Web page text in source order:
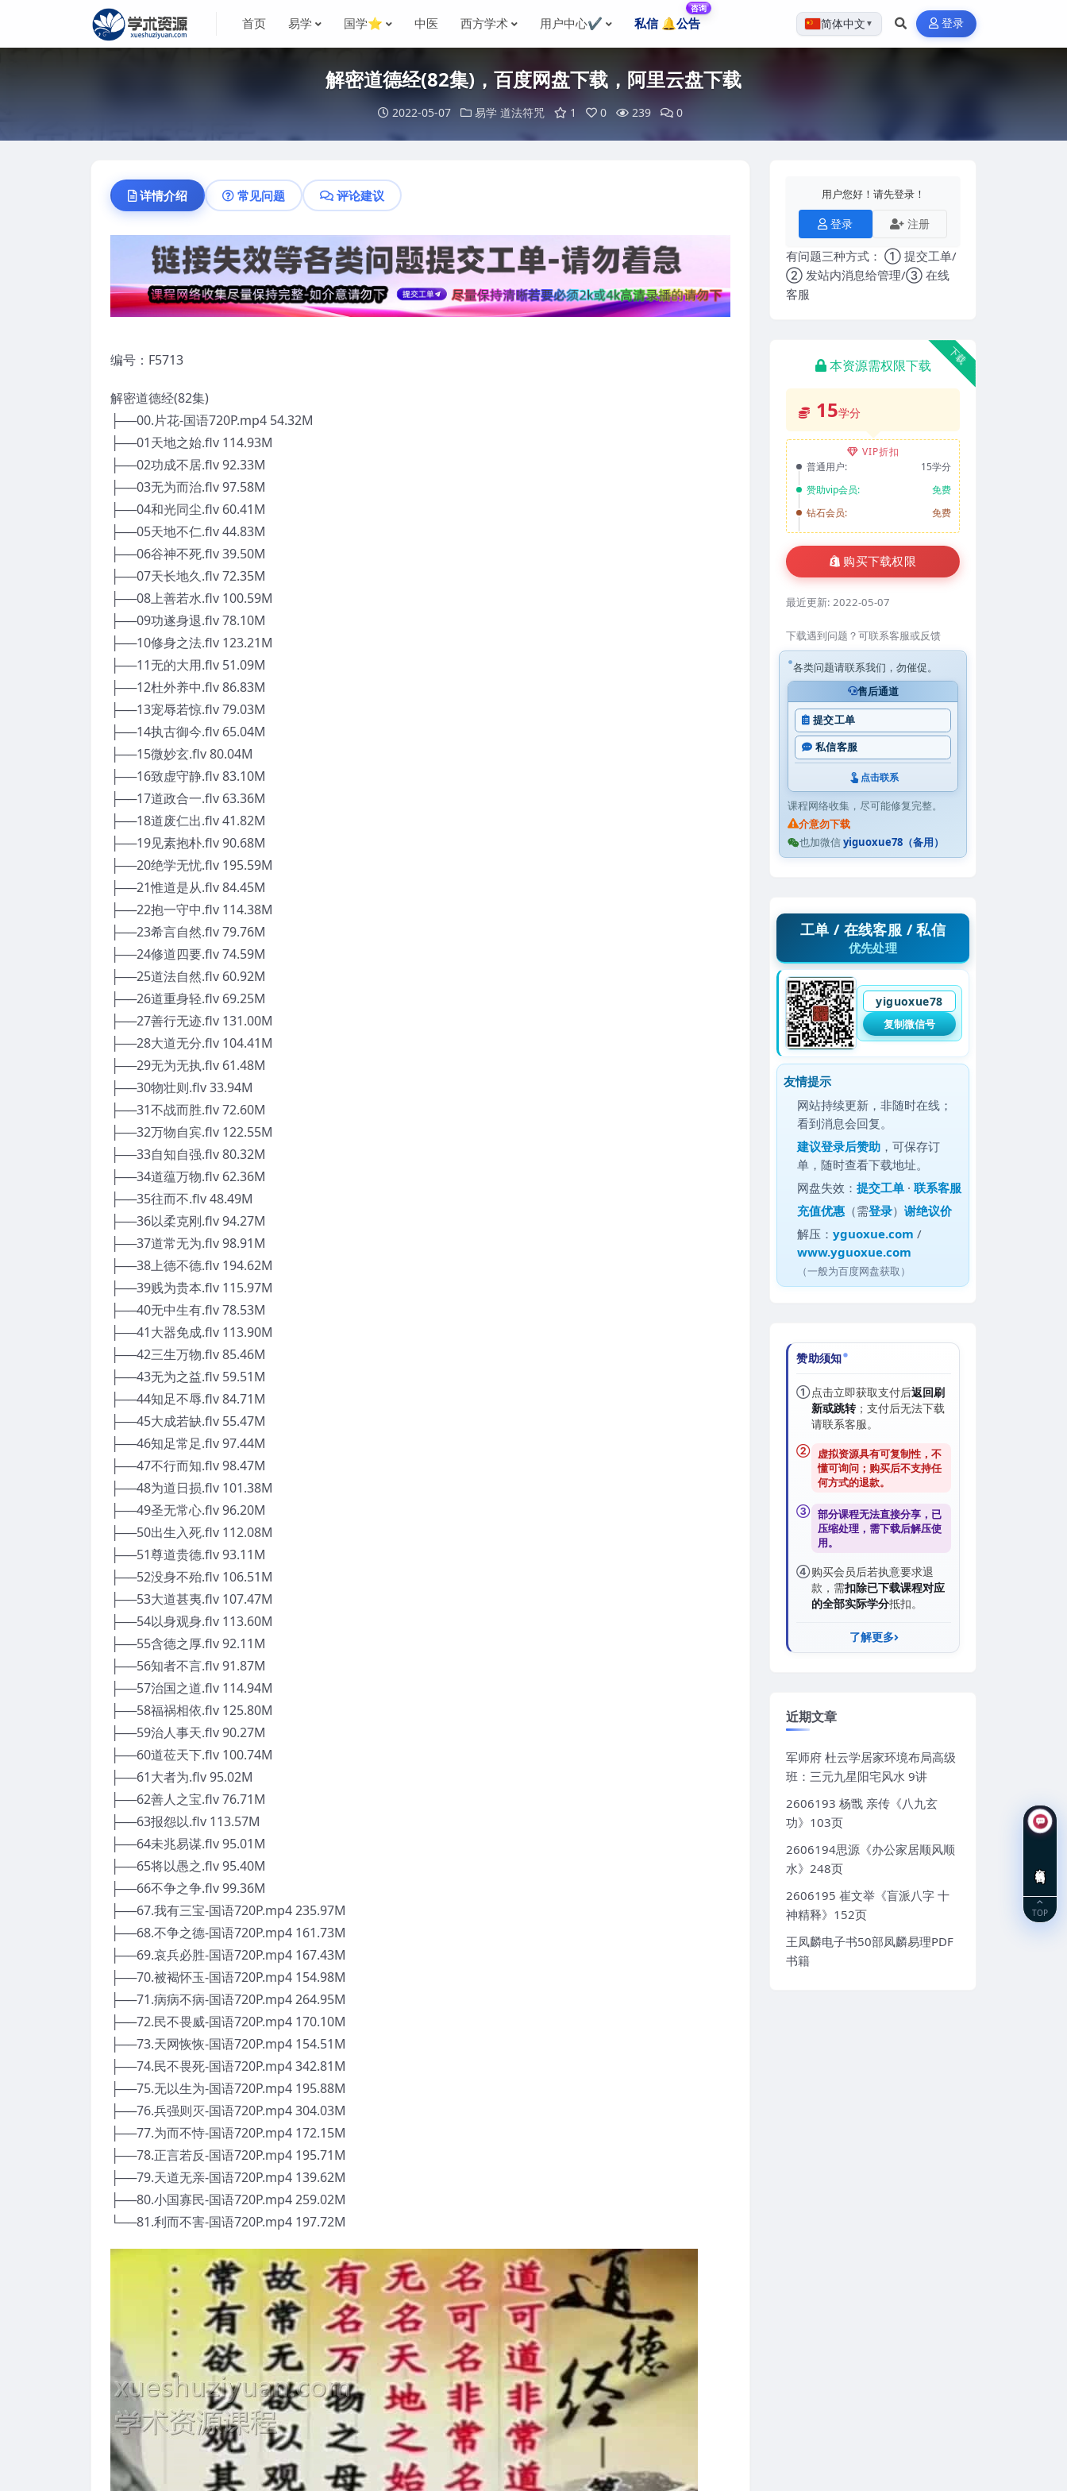
首页 易学 国学⭐ 中医 西方学术 用户中心✔️ 私信 🔔公告
咨询
简体中文 ▼ 登录
解密道德经(82集)，百度网盘下载，阿里云盘下载
2022-05-07 易学 道法符咒 1 0 239 0
详情介绍 常见问题 评论建议
编号：F5713
解密道德经(82集)
├──00.片花-国语720P.mp4 54.32M
├──01天地之始.flv 114.93M
├──02功成不居.flv 92.33M
├──03无为而治.flv 97.58M
├──04和光同尘.flv 60.41M
├──05天地不仁.flv 44.83M
├──06谷神不死.flv 39.50M
├──07天长地久.flv 72.35M
├──08上善若水.flv 100.59M
├──09功遂身退.flv 78.10M
├──10修身之法.flv 123.21M
├──11无的大用.flv 51.09M
├──12杜外养中.flv 86.83M
├──13宠辱若惊.flv 79.03M
├──14执古御今.flv 65.04M
├──15微妙玄.flv 80.04M
├──16致虚守静.flv 83.10M
├──17道政合一.flv 63.36M
├──18道废仁出.flv 41.82M
├──19见素抱朴.flv 90.68M
├──20绝学无忧.flv 195.59M
├──21惟道是从.flv 84.45M
├──22抱一守中.flv 114.38M
├──23希言自然.flv 79.76M
├──24修道四要.flv 74.59M
├──25道法自然.flv 60.92M
├──26道重身轻.flv 69.25M
├──27善行无迹.flv 131.00M
├──28大道无分.flv 104.41M
├──29无为无执.flv 61.48M
├──30物壮则.flv 33.94M
├──31不战而胜.flv 72.60M
├──32万物自宾.flv 122.55M
├──33自知自强.flv 80.32M
├──34道蕴万物.flv 62.36M
├──35往而不.flv 48.49M
├──36以柔克刚.flv 94.27M
├──37道常无为.flv 98.91M
├──38上德不德.flv 194.62M
├──39贱为贵本.flv 115.97M
├──40无中生有.flv 78.53M
├──41大器免成.flv 113.90M
├──42三生万物.flv 85.46M
├──43无为之益.flv 59.51M
├──44知足不辱.flv 84.71M
├──45大成若缺.flv 55.47M
├──46知足常足.flv 97.44M
├──47不行而知.flv 98.47M
├──48为道日损.flv 101.38M
├──49圣无常心.flv 96.20M
├──50出生入死.flv 112.08M
├──51尊道贵德.flv 93.11M
├──52没身不殆.flv 106.51M
├──53大道甚夷.flv 107.47M
├──54以身观身.flv 113.60M
├──55含德之厚.flv 92.11M
├──56知者不言.flv 91.87M
├──57治国之道.flv 114.94M
├──58福祸相依.flv 125.80M
├──59治人事天.flv 90.27M
├──60道莅天下.flv 100.74M
├──61大者为.flv 95.02M
├──62善人之宝.flv 76.71M
├──63报怨以.flv 113.57M
├──64未兆易谋.flv 95.01M
├──65将以愚之.flv 95.40M
├──66不争之争.flv 99.36M
├──67.我有三宝-国语720P.mp4 235.97M
├──68.不争之德-国语720P.mp4 161.73M
├──69.哀兵必胜-国语720P.mp4 167.43M
├──70.被褐怀玉-国语720P.mp4 154.98M
├──71.病病不病-国语720P.mp4 264.95M
├──72.民不畏威-国语720P.mp4 170.10M
├──73.天网恢恢-国语720P.mp4 154.51M
├──74.民不畏死-国语720P.mp4 342.81M
├──75.无以生为-国语720P.mp4 195.88M
├──76.兵强则灭-国语720P.mp4 304.03M
├──77.为而不恃-国语720P.mp4 172.15M
├──78.正言若反-国语720P.mp4 195.71M
├──79.天道无亲-国语720P.mp4 139.62M
├──80.小国寡民-国语720P.mp4 259.02M
└──81.利而不害-国语720P.mp4 197.72M
用户您好！请先登录！
登录 注册
有问题三种方式： ① 提交工单/
② 发站内消息给管理/③ 在线
客服
下载
本资源需权限下载
15学分
VIP折扣
普通用户:
15学分
赞助vip会员:
免费
钻石会员:
免费
购买下载权限
最近更新: 2022-05-07
下载遇到问题？可联系客服或反馈
各类问题请联系我们，勿催促。
售后通道
提交工单
私信客服
点击联系
课程网络收集，尽可能修复完整。
介意勿下载
也加微信yiguoxue78（备用）
工单 / 在线客服 / 私信
优先处理
yiguoxue78
复制微信号
友情提示
网站持续更新，非随时在线；
看到消息会回复。
建议登录后赞助 ，可保存订
单，随时查看下载地址。
网盘失效：提交工单 ·联系客服
充值优惠 （需登录）谢绝议价
解压：yguoxue.com /
www.yguoxue.com
（一般为百度网盘获取）
赞助须知
①点击立即获取支付后返回刷
新或跳转；支付后无法下载
请联系客服。
②
虚拟资源具有可复制性，不
懂可询问；购买后不支持任
何方式的退款。
③ 部分课程无法直接分享，已
压缩处理，需下载后解压使
用。
④购买会员后若执意要求退
款，需扣除已下载课程对应
的全部实际学分抵扣。
了解更多
近期文章
军师府 杜云学居家环境布局高级
班：三元九星阳宅风水 9讲
2606193 杨戬 亲传《八九玄
功》103页
2606194思源《办公家居顺风顺
水》248页
2606195 崔文举《盲派八字 十
神精释》152页
王凤麟电子书50部凤麟易理PDF
书籍
TOP